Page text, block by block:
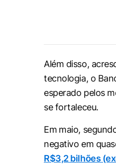
Além ​disso,
tecnologia, o
esperado pelos
se fortaleceu.
Em ⁠maio,
negativo em
R$3,2 bilhões